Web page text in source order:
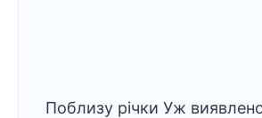
Поблизу річки Уж